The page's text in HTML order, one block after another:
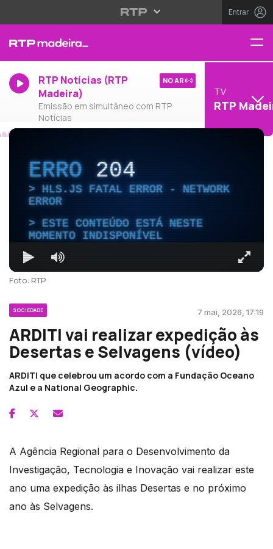
Entrar
RTP Notícias (RTP
Madeira)
Emissão em simultâneo com RTP
Notícias
NO AR
TV
RTP
ERRO204
HLS.JS FATAL ERROR - NETWORK
ERROR
ESTE CONTEÚDO ESTÁ NESTE
MOMENTO INDISPONÍVEL
Foto: RTP
SOCIEDADE 7 mai, 2026, 17:19
ARDITI vai realizar expedição às
Desertas e Selvagens (vídeo)
ARDITI que celebrou um acordo com a Fundação Oceano
Azul e a National Geographic.
A Agência Regional para o Desenvolvimento da
Investigação, Tecnologia e Inovação vai realizar este
ano uma expedição às ilhas Desertas e no próximo
ano às Selvagens.